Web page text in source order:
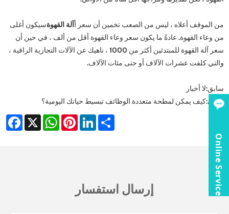
من الموقف أعلاه ، ليس من الصعب تخمين أن سعر أآلة القهوةسيكون أغلى
من وعاء القهوة. عادةً ما يكون سعر وعاء القهوة أقل من ألف ، في حين أن
سعر آلة القهوة للمبتدئين أكثر من 1000 ، ناهيك عن الآلات التجارية الراقية ،
والتي كلفت عشرات الآلاف أو حتى مئات الآلاف.
سابق:لا أخبار
التالي:كيف يمكن لمطحة متعددة الوظائف تبسيط حياتك اليومية؟
X
WhatsAppPinterestLinkedIn Share
إرسال استفسار Online Service